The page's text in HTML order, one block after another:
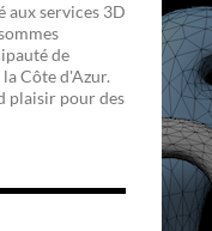
aux services 3D
de
Côte d'Azur.
plaisir pour des